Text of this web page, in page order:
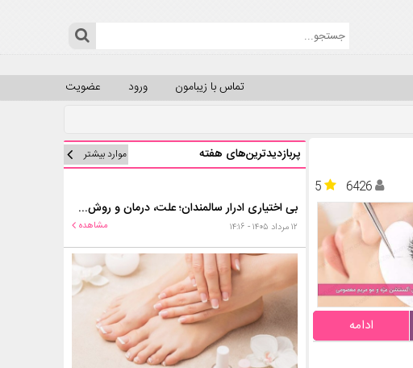
عضویت ورود تماس با زیبامون
5
6426
ادامه
پربازدیدترین‌های هفته موارد بیشتر
بی اختیاری ادرار سالمندان؛ علت، درمان و روش‌های کنترل در منزل
۱۲ مرداد ۱۴۰۵ - ۱۴:۱۶ مشاهده